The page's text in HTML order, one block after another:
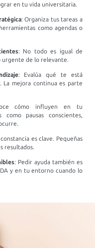
en tu vida universitaria.
: Organiza tus tareas a
como agendas o
: No todo es igual de
de lo relevante.
: Evalúa qué te está
La mejora continua es parte
cómo influyen en tu
como pausas conscientes,
es clave. Pequeñas
resultados.
: Pedir ayuda también es
y en tu entorno cuando lo